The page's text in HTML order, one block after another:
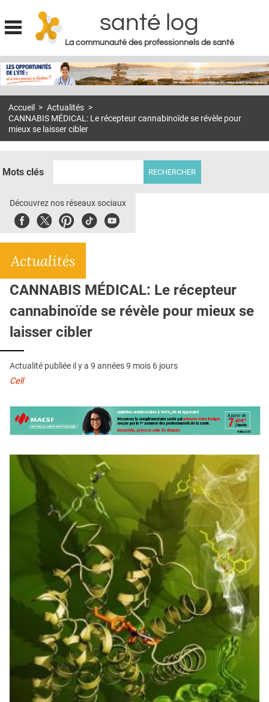
Jump to navigation
santé log
La communauté des professionnels de santé
MON COMPTE
S'ABONNER À LA REVUE SOIN À DOMICILE
E-REVUE SAD
THÉMA
CRÉDITS
Accueil > Actualités >
CANNABIS MÉDICAL: Le récepteur cannabinoïde se révèle pour
mieux se laisser cibler
Mots clés
Découvrez nos réseaux sociaux
FacebookTwitterPinterest
TiktokYoubute
Actualités
CANNABIS MÉDICAL: Le récepteur
cannabinoïde se révèle pour mieux se
laisser cibler
Actualité publiée il y a 9 années 9 mois 6 jours
Cell